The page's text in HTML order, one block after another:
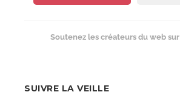
Soutenez les créateurs du web sur
SUIVRE LA VEILLE